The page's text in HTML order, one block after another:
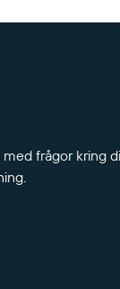
frågor kring